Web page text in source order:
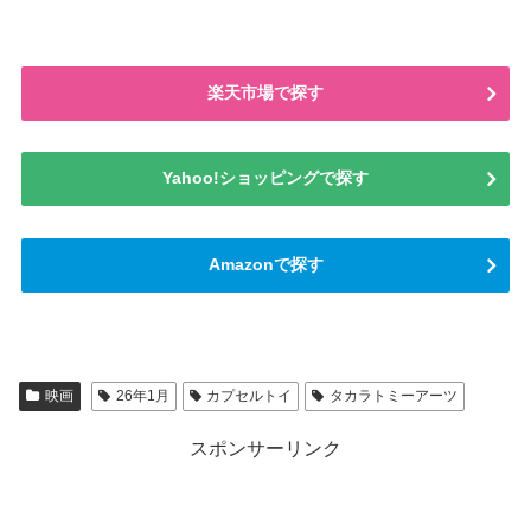
楽天市場で探す
Yahoo!ショッピングで探す
Amazonで探す
映画 26年1月 カプセルトイ タカラトミーアーツ
スポンサーリンク